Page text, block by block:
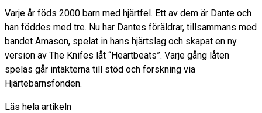
Varje år föds 2000 barn med hjärtfel. Ett av dem är Dante och
han föddes med tre. Nu har Dantes föräldrar, tillsammans med
bandet Amason, spelat in hans hjärtslag och skapat en ny
version av The Knifes låt “Heartbeats”. Varje gång låten
spelas går intäkterna till stöd och forskning via
Hjärtebarnsfonden.
Läs hela artikeln